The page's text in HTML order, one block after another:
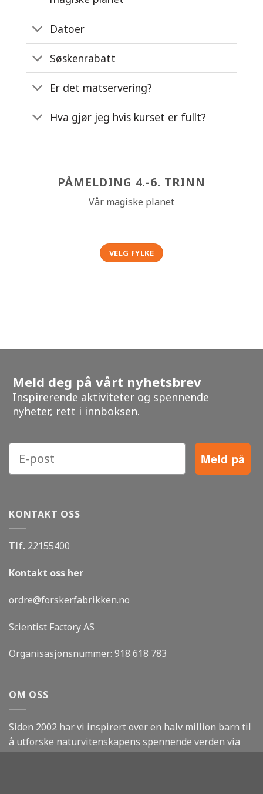
Datoer
Søskenrabatt
Er det matservering?
Hva gjør jeg hvis kurset er fullt?
PÅMELDING 4.-6. TRINN
Vår magiske planet
VELG FYLKE
Meld deg på vårt nyhetsbrev
Inspirerende aktiviteter og spennende
nyheter, rett i innboksen.
Meld på
KONTAKT OSS
Tlf. 22155400
Kontakt oss her
ordre@forskerfabrikken.no
Scientist Factory AS
Organisasjonsnummer: 918 618 783
OM OSS
Siden 2002 har vi inspirert over en halv million barn til
å utforske naturvitenskapens spennende verden via
våre kurs, sommerskoler og pedagogiske leker.